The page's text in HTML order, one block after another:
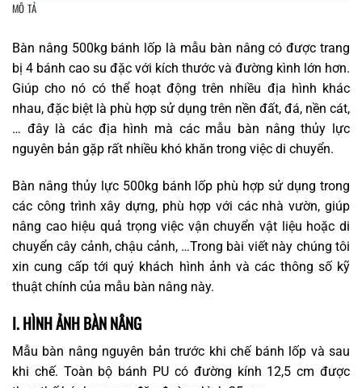
MÔ TẢ
Bàn nâng 500kg bánh lốp là mẫu bàn nâng có được trang
bị 4 bánh cao su đặc với kích thước và đường kình lớn hơn.
Giúp cho nó có thể hoạt động trên nhiều địa hình khác
nhau, đặc biệt là phù hợp sử dụng trên nền đất, đá, nền cát,
… đây là các địa hình mà các mẫu bàn nâng thủy lực
nguyên bản gặp rất nhiều khó khăn trong việc di chuyển.
Bàn nâng thủy lực 500kg bánh lốp phù hợp sử dụng trong
các công trình xây dựng, phù hợp với các nhà vườn, giúp
nâng cao hiệu quả trọng việc vận chuyển vật liệu hoặc di
chuyển cây cảnh, chậu cảnh, …Trong bài viết này chúng tôi
xin cung cấp tới quý khách hình ảnh và các thông số kỹ
thuật chính của mẫu bàn nâng này.
I. HÌNH ẢNH BÀN NÂNG
Mẫu bàn nâng nguyên bản trước khi chế bánh lốp và sau
khi chế. Toàn bộ bánh PU có đường kính 12,5 cm được